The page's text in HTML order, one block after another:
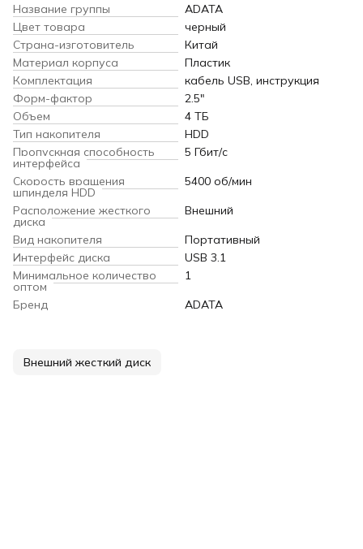
Название группы
ADATA
Цвет товара
черный
Страна-изготовитель
Китай
Материал корпуса
Пластик
Комплектация
кабель USB, инструкция
Форм-фактор
2.5"
Объем
4 ТБ
Тип накопителя
HDD
Пропускная способность
интерфейса
5 Гбит/с
Скорость вращения
шпинделя HDD
5400 об/мин
Расположение жесткого
диска
Внешний
Вид накопителя
Портативный
Интерфейс диска
USB 3.1
Минимальное количество
оптом
1
Бренд
ADATA
Внешний жесткий диск